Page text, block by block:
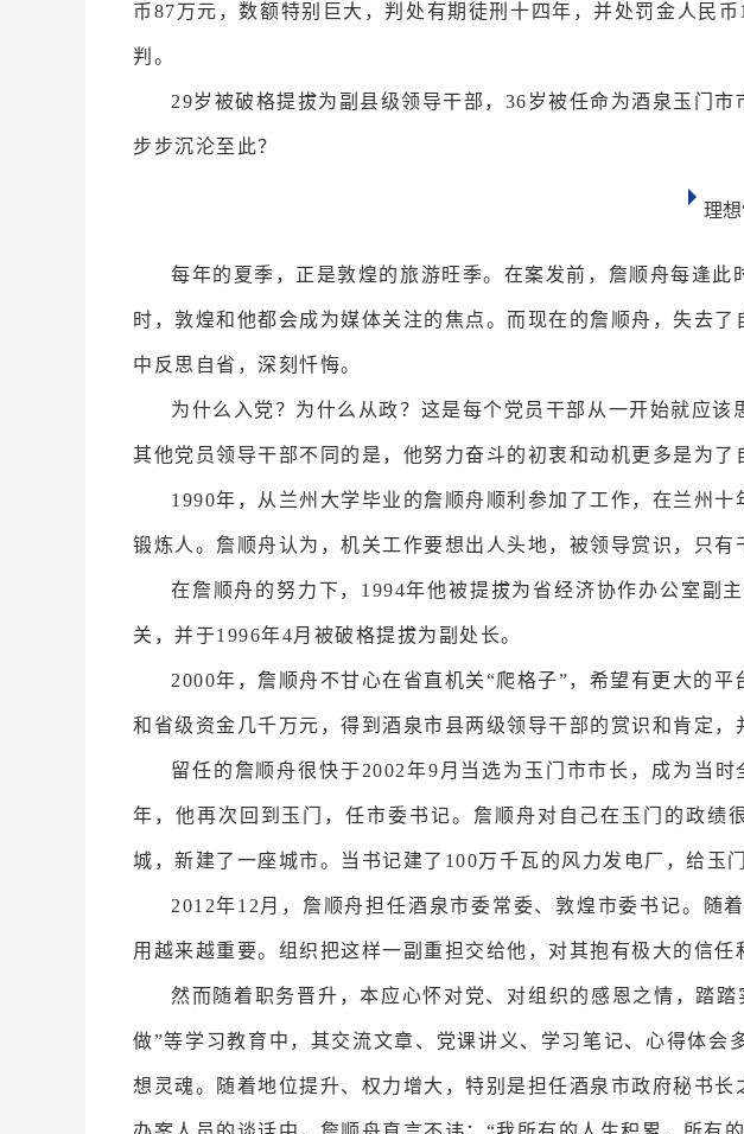
币87万元，数额特别巨大，判处有期徒刑十四年，并处罚金人民
判。
29岁被破格提拔为副县级领导干部，36岁被任命为酒泉玉门
步步沉沦至此？
理
每年的夏季，正是敦煌的旅游旺季。在案发前，詹顺舟每逢
时，敦煌和他都会成为媒体关注的焦点。而现在的詹顺舟，失去
中反思自省，深刻忏悔。
为什么入党？为什么从政？这是每个党员干部从一开始就应
其他党员领导干部不同的是，他努力奋斗的初衷和动机更多是为
1990年，从兰州大学毕业的詹顺舟顺利参加了工作，在兰州
锻炼人。詹顺舟认为，机关工作要想出人头地，被领导赏识，只有
在詹顺舟的努力下，1994年他被提拔为省经济协作办公室副
关，并于1996年4月被破格提拔为副处长。
2000年，詹顺舟不甘心在省直机关“爬格子”，希望有更大的
和省级资金几千万元，得到酒泉市县两级领导干部的赏识和肯定，
留任的詹顺舟很快于2002年9月当选为玉门市市长，成为当
年，他再次回到玉门，任市委书记。詹顺舟对自己在玉门的政
城，新建了一座城市。当书记建了100万千瓦的风力发电厂，给玉
2012年12月，詹顺舟担任酒泉市委常委、敦煌市委书记。随
用越来越重要。组织把这样一副重担交给他，对其抱有极大的信任
然而随着职务晋升，本应心怀对党、对组织的感恩之情，踏
做”等学习教育中，其交流文章、党课讲义、学习笔记、心得体
想灵魂。随着地位提升、权力增大，特别是担任酒泉市政府秘书